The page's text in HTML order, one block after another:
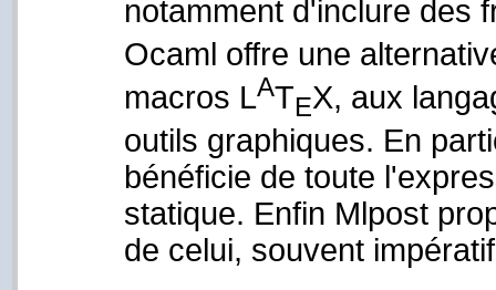
notamment d'inclure des
Ocaml offre une
macros LATEX, aux
outils graphiques. En
bénéficie de toute
statique. Enfin Mlpost
de celui, souvent